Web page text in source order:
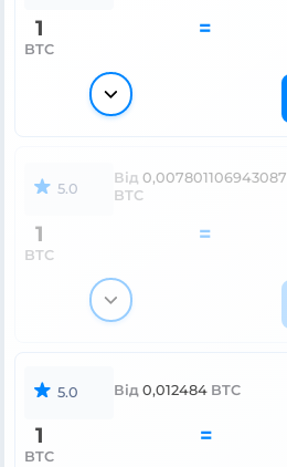
1
BTC
=
5.0
Від 0,007801106943087
BTC
1
BTC
=
5.0 Від 0,012484 BTC
1
BTC
=